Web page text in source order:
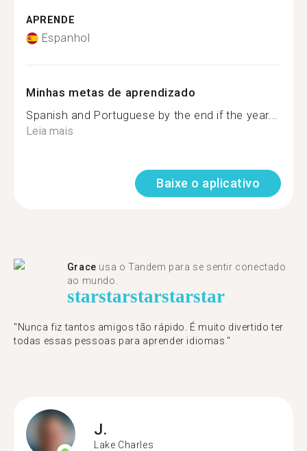
APRENDE
Espanhol
Minhas metas de aprendizado
Spanish and Portuguese by the end if the year...
Leia mais
Baixe o aplicativo
Grace usa o Tandem para se sentir conectado
ao mundo.
starstarstarstarstar
"Nunca fiz tantos amigos tão rápido. É muito divertido ter
todas essas pessoas para aprender idiomas."
J.
Lake Charles